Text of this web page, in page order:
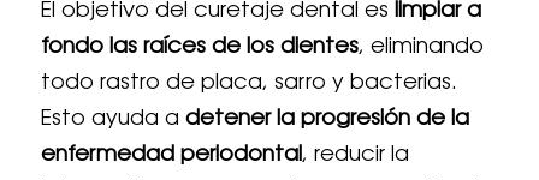
El objetivo del curetaje dental es limpiar a
fondo las raíces de los dientes, eliminando
todo rastro de placa, sarro y bacterias.
Esto ayuda a detener la progresión de la
enfermedad periodontal, reducir la